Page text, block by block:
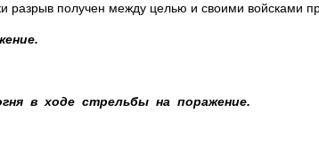
разрыв получен между целью и своими войсками
в ходе стрельбы на поражение.